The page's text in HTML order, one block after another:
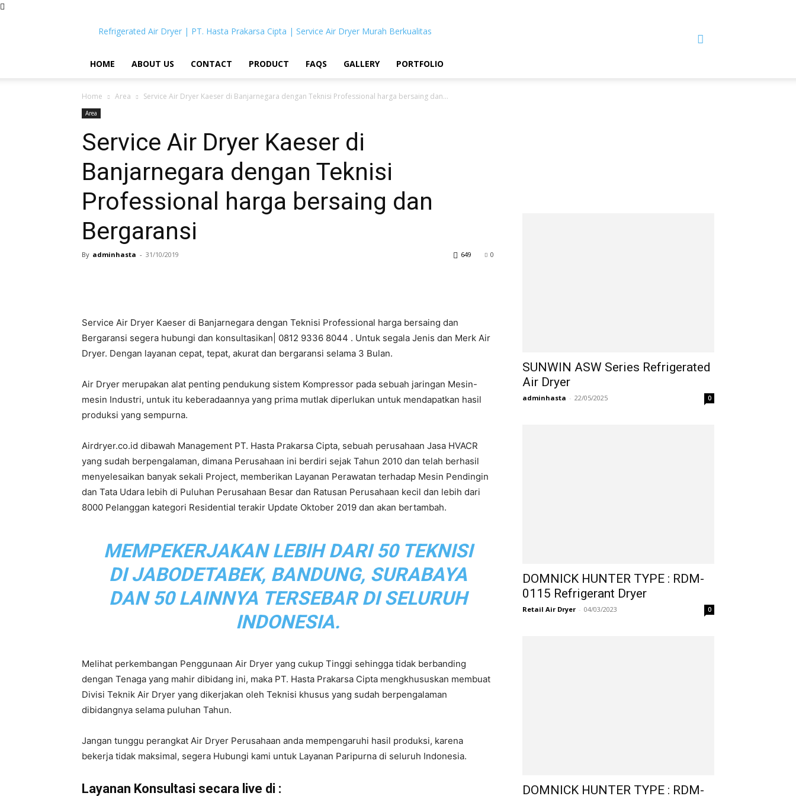
Refrigerated Air Dryer | PT. Hasta Prakarsa Cipta | Service Air Dryer Murah Berkualitas
HOME ABOUT US CONTACT PRODUCT FAQS GALLERY PORTFOLIO
Home Area Service Air Dryer Kaeser di Banjarnegara dengan Teknisi Professional harga bersaing dan...
Area
Service Air Dryer Kaeser di
Banjarnegara dengan Teknisi
Professional harga bersaing dan
Bergaransi
By adminhasta - 31/10/2019 0
649
Service Air Dryer Kaeser di Banjarnegara dengan Teknisi Professional harga bersaing dan
Bergaransi segera hubungi dan konsultasikan| 0812 9336 8044 . Untuk segala Jenis dan Merk Air
Dryer. Dengan layanan cepat, tepat, akurat dan bergaransi selama 3 Bulan.
Air Dryer merupakan alat penting pendukung sistem Kompressor pada sebuah jaringan Mesin-
mesin Industri, untuk itu keberadaannya yang prima mutlak diperlukan untuk mendapatkan hasil
produksi yang sempurna.
Airdryer.co.id dibawah Management PT. Hasta Prakarsa Cipta, sebuah perusahaan Jasa HVACR
yang sudah berpengalaman, dimana Perusahaan ini berdiri sejak Tahun 2010 dan telah berhasil
menyelesaikan banyak sekali Project, memberikan Layanan Perawatan terhadap Mesin Pendingin
dan Tata Udara lebih di Puluhan Perusahaan Besar dan Ratusan Perusahaan kecil dan lebih dari
8000 Pelanggan kategori Residential terakir Update Oktober 2019 dan akan bertambah.
MEMPEKERJAKAN LEBIH DARI 50 TEKNISI
DI JABODETABEK, BANDUNG, SURABAYA
DAN 50 LAINNYA TERSEBAR DI SELURUH
INDONESIA.
Melihat perkembangan Penggunaan Air Dryer yang cukup Tinggi sehingga tidak berbanding
dengan Tenaga yang mahir dibidang ini, maka PT. Hasta Prakarsa Cipta mengkhususkan membuat
Divisi Teknik Air Dryer yang dikerjakan oleh Teknisi khusus yang sudah berpengalaman
dibidangnya selama puluhan Tahun.
Jangan tunggu perangkat Air Dryer Perusahaan anda mempengaruhi hasil produksi, karena
bekerja tidak maksimal, segera Hubungi kami untuk Layanan Paripurna di seluruh Indonesia.
Layanan Konsultasi secara live di :
SUNWIN ASW Series Refrigerated
Air Dryer
adminhasta - 22/05/2025 0
DOMNICK HUNTER TYPE : RDM-
0115 Refrigerant Dryer
Retail Air Dryer - 04/03/2023 0
DOMNICK HUNTER TYPE : RDM-